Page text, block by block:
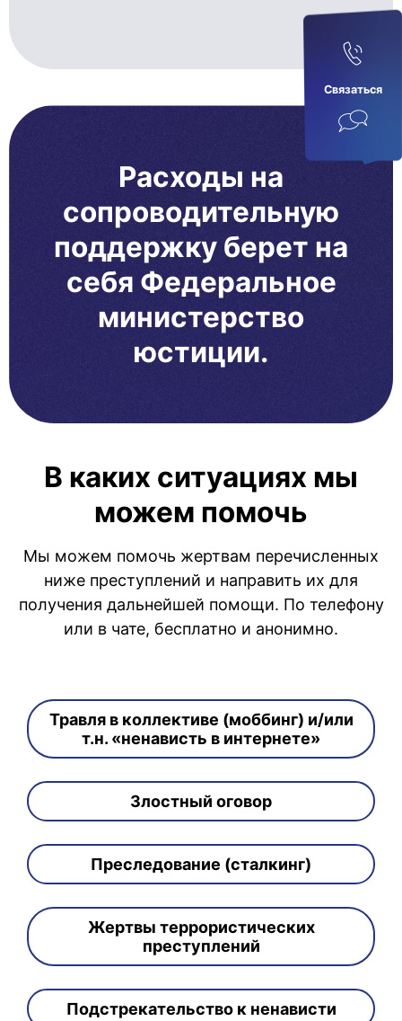
Связаться
Расходы на
сопроводительную
поддержку берет на
себя Федеральное
министерство
юстиции.
В каких ситуациях мы
можем помочь
Мы можем помочь жертвам перечисленных
ниже преступлений и направить их для
получения дальнейшей помощи. По телефону
или в чате, бесплатно и анонимно.
Травля в коллективе (моббинг) и/или
т.н. «ненависть в интернете»
Злостный оговор
Преследование (сталкинг)
Жертвы террористических
преступлений
Подстрекательство к ненависти